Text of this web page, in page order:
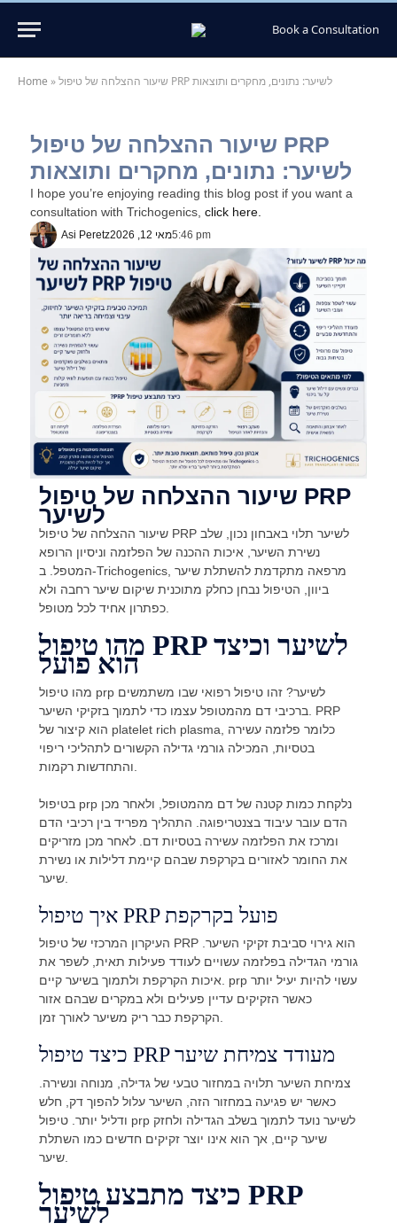
Book a Consultation
Home » שיעור ההצלחה של טיפול PRP לשיער: נתונים, מחקרים ותוצאות
שיעור ההצלחה של טיפול PRP
לשיער: נתונים, מחקרים ותוצאות
I hope you’re enjoying reading this blog post if you want a
consultation with Trichogenics, click here.
Asi Peretz מאי 12, 20265:46 pm
שיעור ההצלחה של טיפול PRP
לשיער
שיעור ההצלחה של טיפול PRP לשיער תלוי באבחון נכון, שלב
נשירת השיער, איכות ההכנה של הפלזמה וניסיון הרופא
המטפל. ב-Trichogenics, מרפאה מתקדמת להשתלת שיער
ביוון, הטיפול נבחן כחלק מתוכנית שיקום שיער רחבה ולא
כפתרון אחיד לכל מטופל.
מהו טיפול PRP לשיער וכיצד
הוא פועל
מהו טיפול prp לשיער? זהו טיפול רפואי שבו משתמשים
ברכיבי דם מהמטופל עצמו כדי לתמוך בזקיקי השיער. PRP
הוא קיצור של platelet rich plasma, כלומר פלזמה עשירה
בטסיות, המכילה גורמי גדילה הקשורים לתהליכי ריפוי
בטיפול prp נלקחת כמות קטנה של דם מהמטופל, ולאחר מכן
הדם עובר עיבוד בצנטריפוגה. התהליך מפריד בין רכיבי הדם
ומרכז את הפלזמה עשירה בטסיות דם. לאחר מכן מזריקים
את החומר לאזורים בקרקפת שבהם קיימת דלילות או נשירת
שיער.
איך טיפול PRP פועל בקרקפת
העיקרון המרכזי של טיפול PRP הוא גירוי סביבת זקיקי השיער.
גורמי הגדילה בפלזמה עשויים לעודד פעילות תאית, לשפר את
איכות הקרקפת ולתמוך בשיער קיים. prp עשוי להיות יעיל יותר
כאשר הזקיקים עדיין פעילים ולא במקרים שבהם אזור
הקרקפת כבר ריק משיער לאורך זמן.
כיצד טיפול PRP מעודד צמיחת שיער
צמיחת השיער תלויה במחזור טבעי של גדילה, מנוחה ונשירה.
כאשר יש פגיעה במחזור הזה, השיער עלול להפוך דק, חלש
ודליל יותר. טיפול prp לשיער נועד לתמוך בשלב הגדילה ולחזק
שיער קיים, אך הוא אינו יוצר זקיקים חדשים כמו השתלת
שיער.
כיצד מתבצע טיפול PRP
לשיער